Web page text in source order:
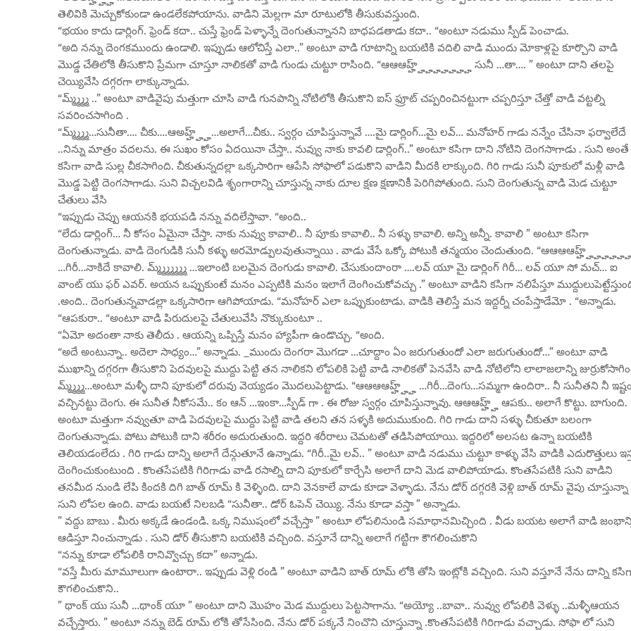
తెలివికి మెచ్చుకోకుండా ఉండలేకపోయాను. వాడిని మెల్లగా మా రూటులోకి తీసుకువస్తుంది.
“భయం కాదు డార్లింగ్. ఫ్రెండ్ కదా.. చుస్తే ఫ్రెండ్ పెళ్ళాన్నే దెంగుతున్నానని బాధపడతాడు కదా.. “అంటూ నడుము స్పీడ్ పెంచాడు.
“అది నన్ను దెంగకముందు ఉండాలి. ఇప్పుడు ఆలోచిస్తే ఎలా..” అంటూ వాడి గూటాన్ని బయటికి వదిలి వాడి ముందు మోకాళ్లపై కూర్చొని వాడి
మొడ్డ చేతిలోకి తీసుకొని ప్రేమగా చూస్తూ నాలికతో వాడి గుండు చుట్టూ రాసింది. “ఆఆఆహ్హ్హ్హ్హ్హ్హ్హ్హ్ సునీ …తా…. ” అంటూ దాని తలపై
చెయ్యివేసి దగ్గరగా లాక్కున్నాడు.
“మ్మ్మ్మ్మ్ ..” అంటూ వాడివైపు మత్తుగా చూసి వాడి గునపాన్ని నోటిలోకి తీసుకొని ఐస్ ఫ్రూట్ చప్పరించినట్టుగా చప్పరిస్తూ చేత్తో వాడి వట్టల్ని
సవరించసాగింది .
“మ్మ్మ్మ్మ్…సునీతా…. చీకు….ఆఅహ్హ్హ్హ్…అలాగే…చీకు.. స్వర్గం చూపిస్తున్నావే ….మై డార్లింగ్…మై లవ్… మనోహర్ గాడు నన్నేం చేసినా ఫర్వాలేదే
..నిన్ను మాత్రం వదలను. ఈ సుఖం కోసం ఏదయినా చేస్తా.. నువ్వు నాకు కావలి డార్లింగ్..” అంటూ కసిగా దాని నోటిని దెంగసాగాడు . సుని అంతే
కసిగా వాడి సుల్ల చీకసాగింది. చీకుతున్నదల్లా ఒక్కసారిగా ఆపేసి సోఫాలో పడుకొని వాడిని మీదకి లాక్కుంది. గిరి గాడు సునీ పూకులో మళ్లీ వాడి
మొడ్డ పెట్టి దెంగసాగాడు. సుని విచ్చలవిడి శృంగారాన్ని చూస్తున్న నాకు దూల క్షణ క్షణానికీ పెరిగిపోతుంది. సుని దెంగుతున్న వాడి మెడ చుట్టూ
చేతులు వేసి
“ఇప్పుడు చెప్పు ఆయనకి భయపడి నన్ను వదిలేస్తావా. “అంది..
“లేదు డార్లింగ్… నీ కోసం ఏమైనా చేస్తా. నాకు నువ్వు కావాలి.. నీ పూకు కావాలి.. నీ సళ్ళు కావాలి. అన్ని అన్నీ. కావాలి ” అంటూ కసిగా
దెంగుతున్నాడు. వాడి దెంగుడికి సునీ కళ్ళు అరమోడ్పులవుతున్నాయి . వాడు వేసే ఒక్కో పోటుకి తన్మయం చెందుతుంది.
…గిరీ…నాకిదే కావాలి. మ్మ్మ్మ్మ్మ్మ్మ్ …ఇలాంటి బలమైన దెంగుడు కావాలి. చేసుకుందాంరా ….లవ్ యూ మై డార్లింగ్ గిరీ… లవ్ యూ సో మచ్… ఐ
వాంట్ యు ఫర్ ఎవర్. అయన ఒప్పుకుంటే మనం ఎప్పటికి మనం ఇలాగే దెంగించుకోవచ్చు .” అంటూ వాడిని కసిగా నలిపేస్తూ
.అంది.. దెంగుతున్నవాడల్లా ఒక్కసారిగా ఆగిపోయాడు. “మనోహర్ ఎలా ఒప్పుకుంటాడు. వాడికి తెలిస్తే మన ఇద్దర్నీ చంపేస్తాడేమో . “అన్నాడు.
“ఆపకురా.. “అంటూ వాడి పిరుదులపై చేతులువేసి నొక్కుకుంటూ ..
“ఏమో అదంతా నాకు తెలీదు . ఆయన్ని ఒప్పిస్తే మనం హ్యాపీగా ఉండొచ్చు. “అంది.
“అదే అంటున్నా.. అదెలా సాధ్యం…” అన్నాడు. _ముందు దెంగరా మొగడా …చూద్దాం ఏం జరుగుతుందో ఎలా జరుగుతుందో…” అంటూ వాడి
ముఖాన్ని దగ్గరగా తీసుకొని పెదవులపై ముద్దు పెట్టి తన నాలికని లోపలికి పెట్టి వాడి నాలికతో పెనవేసి వాడి నోటిలోని లాలాజలాన్ని
మ్మ్మ్మ్మ్…అంటూ మళ్ళీ దాని పూకులో దరువు వెయ్యడం మొదలుపెట్టాడు. “ఆఆఆఆహ్హ్హ్హ్ …గిరీ…దెంగు…సమ్మగా ఉందిరా.. నీ సునీతని నీ
వచ్చినట్టు దెంగు. ఈ సునీత నీకోసమే.. కం ఆన్ …ఇంకా…స్పీడ్ గా . ఈ రోజు స్వర్గం చూపిస్తున్నావు. ఆఆఆహ్హ్హ్ ఆపకు.. అలాగే కొట్టు. బాగుంది.
అంటూ మత్తుగా నవ్వుతూ వాడి పెదవులపై ముద్దు పెట్టి వాడి తలని తన సళ్ళకి అదుముకుంది. గిరి గాడు దాని సళ్ళు చీకుతూ బలంగా
దెంగుతున్నాడు. పోటు పోటుకి దాని శరీరం అదురుతుంది. ఇద్దరి శరీరాలు చెమటతో తడిసిపోయాయి. ఇద్దరిలో అలసట ఉన్నా బయటికి
తెలియడంలేదు . గిరి గాడు దాన్ని అలాగే దేన్గుతూనే ఉన్నాడు. “గిరీ..మై లవ్.. ” అంటూ వాడి నడుము చుట్టూ కాళ్ళు వేసి వాడికి ఎదురొత్తులు
దెంగించుకుంటుంది . కొంతసేపటికి గిరిగాడు వాడి రసాల్ని దాని పూకులో కార్చేసి అలాగే దాని మెడ వాలిపోయాడు. కొంతసేపటికి సుని వాడిని
తనమీద నుండి లేపి కిందకి దిగి బాత్ రూమ్ కి వెళ్ళింది. దాని వెనకాలే వాడు కూడా వెళ్ళాడు. నేను డోర్ దగ్గరకి వెళ్లి బాత్ రూమ్ వైపు చూస్తున్నా
సుని లోపల ఉంది. వాడు బయటే నిలబడి “సునీతా.. డోర్ ఓపెన్ చెయ్యి. నేను కూడా వస్తా ” అన్నాడు.
” వద్దు బాబు . మీరు అక్కడే ఉండండి. ఒక్క నిముషంలో వచ్చేస్తా ” అంటూ లోపలినుండి సమాధానమిచ్చింది . వీడు బయట అలాగే వాడి
ఆడిస్తూ నించున్నాడు . సుని డోర్ తీసుకొని బయటికి వచ్చింది. వస్తూనే దాన్ని అలాగే గట్టిగా కౌగలించుకొని
“నన్ను కూడా లోపలికి రానివ్వొచ్చు కదా” అన్నాడు.
“వస్తే మీరు మామూలుగా ఉంటారా.. ఇప్పుడు వెళ్లి రండి ” అంటూ వాడిని బాత్ రూమ్ లోకి తోసి ఇంట్లోకి వచ్చింది. సుని వస్తూనే నేను దాన్ని
కౌగలించుకొని..
” థాంక్ యు సునీ …థాంక్ యూ ” అంటూ దాని మొహం మెడ ముద్దులు పెట్టసాగాను. “అయ్యో ..బావా.. నువ్వు లోపలికి వెళ్ళు ..మళ్ళీఆయన
వచ్చేస్తారు. ” అంటూ నన్ను బెడ్ రూమ్ లోకి తోసేసింది. నేను డోర్ పక్కనే నించొని చూస్తున్నా .కొంతసేపటికి గిరిగాడు వచ్చాడు. సోఫా లో సుని